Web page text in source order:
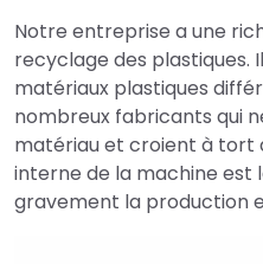
Notre entreprise a une
recyclage des plastiques.
matériaux plastiques
nombreux fabricants qui
matériau et croient à tort
interne de la machine est
gravement la production